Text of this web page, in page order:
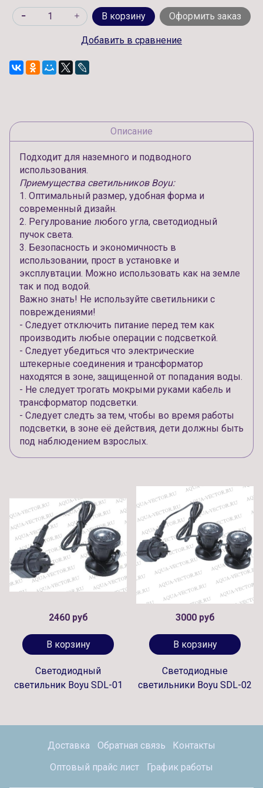
В корзину Оформить заказ
Добавить в сравнение
Описание
Подходит для наземного и подводного
использования.
Приемущества светильников Boyu:
1. Оптимальный размер, удобная форма и
современный дизайн.
2. Регулрование любого угла, светодиодный
пучок света.
3. Безопасность и экономичность в
использовании, прост в установке и
эксплувтации. Можно использовать как на земле
так и под водой.
Важно знать! Не используйте светильники с
повреждениями!
- Следует отключить питание перед тем как
производить любые операции с подсветкой.
- Следует убедиться что электрические
штекерные соединения и трансформатор
находятся в зоне, защищенной от попадания воды.
- Не следует трогать мокрыми руками кабель и
трансформатор подсветки.
- Следует следть за тем, чтобы во время работы
подсветки, в зоне её действия, дети должны быть
под наблюдением взрослых.
2460 руб
В корзину
Светодиодный
светильник Boyu SDL-01
3000 руб
В корзину
Светодиодные
светильники Boyu SDL-02
Доставка Обратная связь
Контакты
Оптовый прайс лист
График работы